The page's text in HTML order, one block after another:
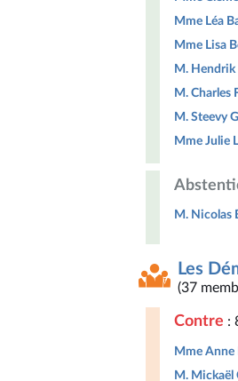
Mme Léa
Mme Lisa
M. Hendrik
M. Charles
M. Steevy
Mme Julie
M. Nicolas
Les
(37
Contre :
Mme Anne
M. Mickaël